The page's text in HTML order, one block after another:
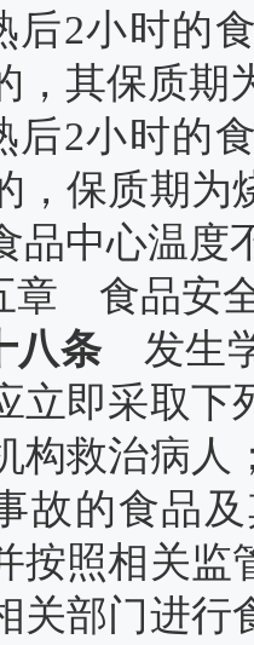
后2小时的
，其保质期
后2小时的
，保质期为
品中心温度
章 食品安
八条发生学
立即采取下
构救治病人
故的食品
按照相关监
关部门进行